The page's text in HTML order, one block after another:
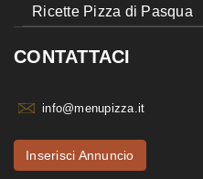
Ricette Pizza di Pasqua
CONTATTACI
info@menupizza.it
Inserisci Annuncio